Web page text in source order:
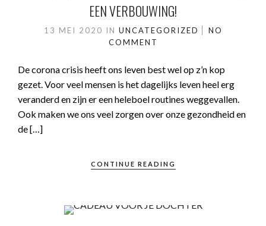
EEN VERBOUWING!
13 MEI 2020 IN UNCATEGORIZED
NO
COMMENT
De corona crisis heeft ons leven best wel op z’n kop
gezet. Voor veel mensen is het dagelijks leven heel erg
veranderd en zijn er een heleboel routines weggevallen.
Ook maken we ons veel zorgen over onze gezondheid en
de […]
CONTINUE READING